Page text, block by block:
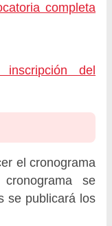
completa
del
el cronograma
se
se publicará los